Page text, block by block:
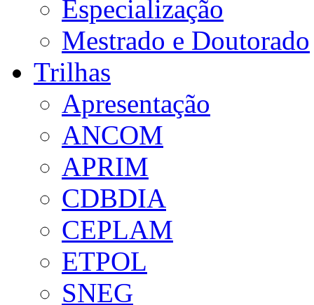
Especialização
Mestrado e Doutorado
Trilhas
Apresentação
ANCOM
APRIM
CDBDIA
CEPLAM
ETPOL
SNEG